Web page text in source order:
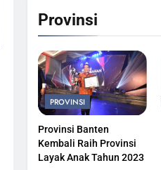
Provinsi
PROVINSI
Provinsi Banten
Kembali Raih Provinsi
Layak Anak Tahun 2023